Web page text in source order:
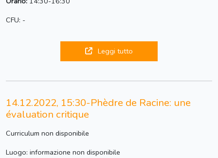
CFU: -
Leggi tutto
14.12.2022, 15:30-Phèdre de Racine: une
évaluation critique
Curriculum non disponibile
Luogo: informazione non disponibile